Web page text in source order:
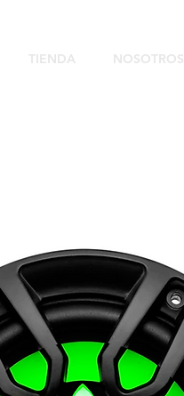
TIENDA NOSOTROS